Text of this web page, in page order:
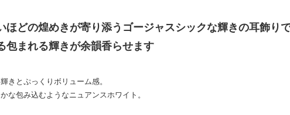
ほどの煌めきが寄り添うゴージャスシックな輝きの耳飾り
包まれる輝きが余韻香らせます
きとぷっくりボリューム感。
な包み込むようなニュアンスホワイト。